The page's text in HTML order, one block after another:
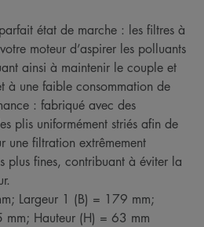
état de marche : les filtres à
moteur d’aspirer les polluants
ainsi à maintenir le couple et
à une faible consommation de
: fabriqué avec des
plis uniformément striés afin de
une filtration extrêmement
plus fines, contribuant à éviter la
Largeur 1 (B) = 179 mm;
Hauteur (H) = 63 mm